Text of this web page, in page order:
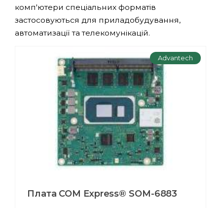
комп'ютери спеціальних форматів
застосовуються для приладобудування,
автоматизації та телекомунікацій.
Advantech
Плата COM Express® SOM-6883